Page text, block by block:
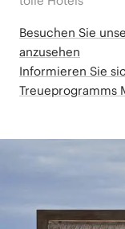
Besuchen Sie
anzusehen
Informieren Sie
Treueprogramms